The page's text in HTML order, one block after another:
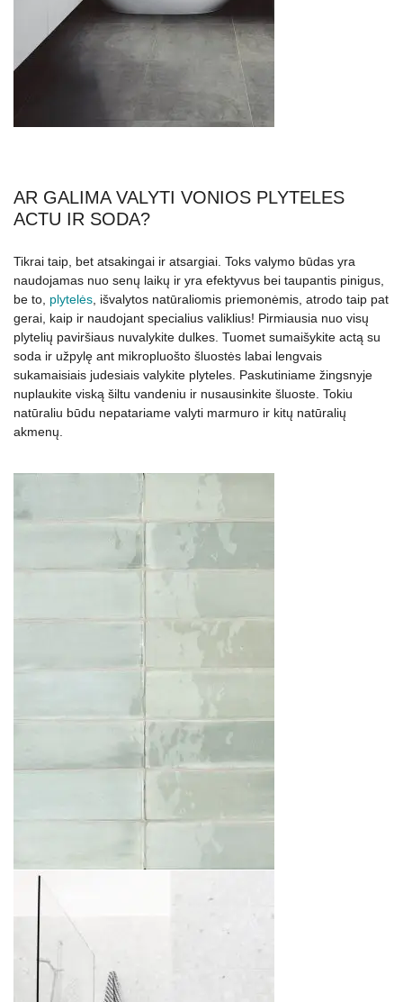
AR GALIMA VALYTI VONIOS PLYTELES
ACTU IR SODA?
Tikrai taip, bet atsakingai ir atsargiai. Toks valymo būdas yra
naudojamas nuo senų laikų ir yra efektyvus bei taupantis pinigus,
be to, plytelės , išvalytos natūraliomis priemonėmis, atrodo taip pat
gerai, kaip ir naudojant specialius valiklius! Pirmiausia nuo visų
plytelių paviršiaus nuvalykite dulkes. Tuomet sumaišykite actą su
soda ir užpylę ant mikropluošto šluostės labai lengvais
sukamaisiais judesiais valykite plyteles. Paskutiniame žingsnyje
nuplaukite viską šiltu vandeniu ir nusausinkite šluoste. Tokiu
natūraliu būdu nepatariame valyti marmuro ir kitų natūralių
akmenų.